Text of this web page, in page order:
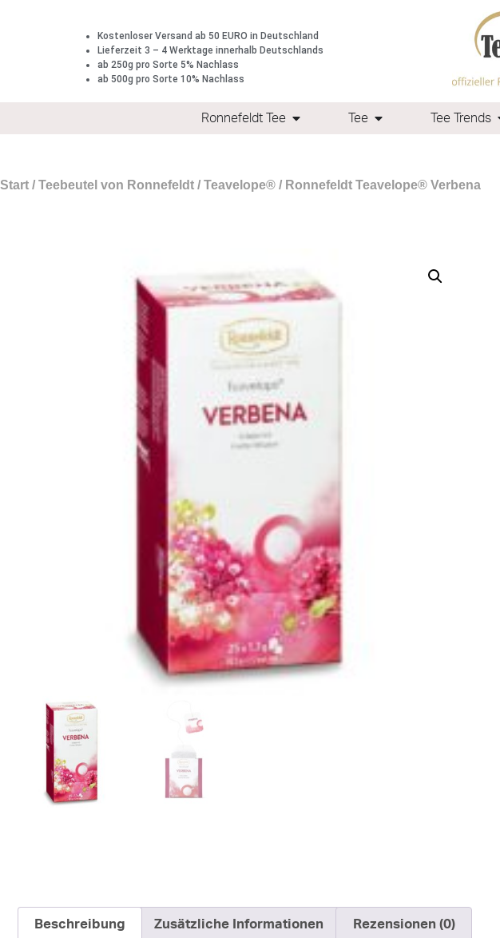
Kostenloser Versand ab 50 EURO in Deutschland
Lieferzeit 3 – 4 Werktage innerhalb Deutschlands
ab 250g pro Sorte 5% Nachlass
ab 500g pro Sorte 10% Nachlass
Ronnefeldt Tee Tee Tee Trends
Start / Teebeutel von Ronnefeldt / Teavelope® / Ronnefeldt Teavelope® Verbena
Beschreibung Zusätzliche Informationen Rezensionen (0)